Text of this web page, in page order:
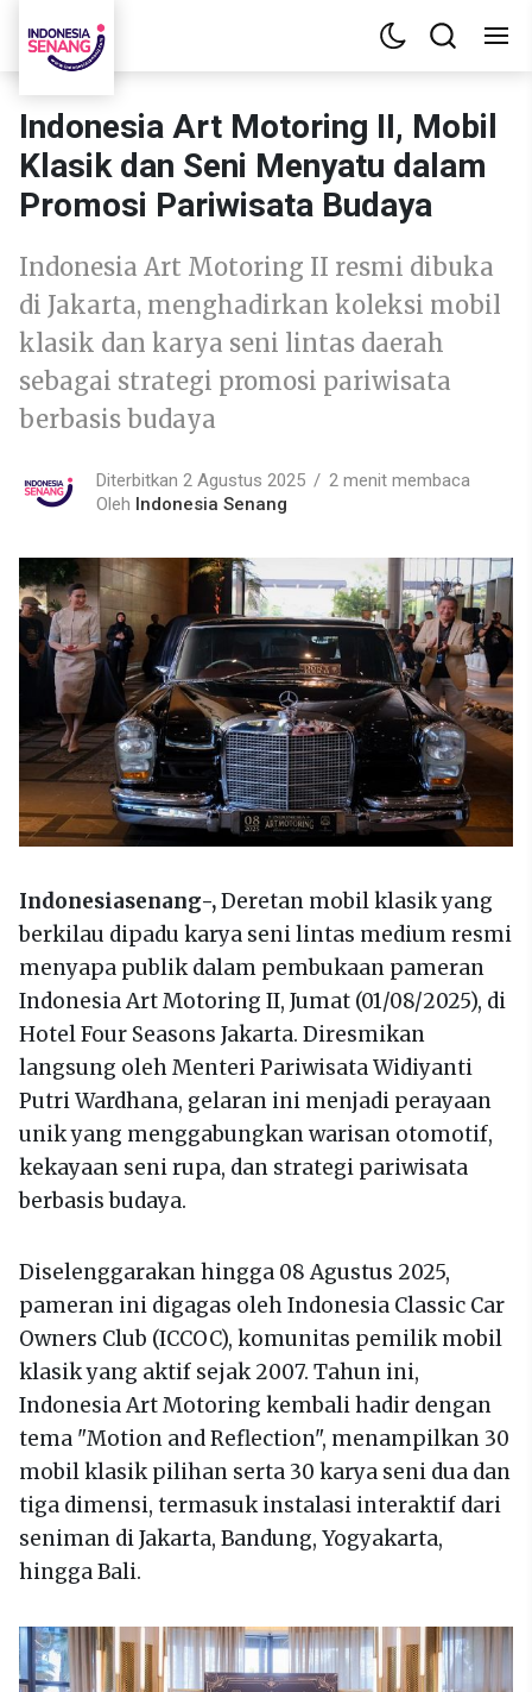
Indonesia Art Motoring II, Mobil
Klasik dan Seni Menyatu dalam
Promosi Pariwisata Budaya
Indonesia Art Motoring II resmi dibuka
di Jakarta, menghadirkan koleksi mobil
klasik dan karya seni lintas daerah
sebagai strategi promosi pariwisata
berbasis budaya
Diterbitkan 2 Agustus 2025
2 menit membaca
Oleh Indonesia Senang
Indonesiasenang-,Deretan mobil klasik yang
berkilau dipadu karya seni lintas medium resmi
menyapa publik dalam pembukaan pameran
Indonesia Art Motoring II, Jumat (01/08/2025), di
Hotel Four Seasons Jakarta. Diresmikan
langsung oleh Menteri Pariwisata Widiyanti
Putri Wardhana, gelaran ini menjadi perayaan
unik yang menggabungkan warisan otomotif,
kekayaan seni rupa, dan strategi pariwisata
berbasis budaya.
Diselenggarakan hingga 08 Agustus 2025,
pameran ini digagas oleh Indonesia Classic Car
Owners Club (ICCOC), komunitas pemilik mobil
klasik yang aktif sejak 2007. Tahun ini,
Indonesia Art Motoring kembali hadir dengan
tema "Motion and Reflection", menampilkan 30
mobil klasik pilihan serta 30 karya seni dua dan
tiga dimensi, termasuk instalasi interaktif dari
seniman di Jakarta, Bandung, Yogyakarta,
hingga Bali.